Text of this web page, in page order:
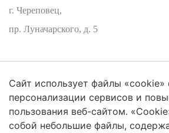
г. Череповец,
пр. Луначарского, д. 5
Защита персональных данных
Сайт использует файлы «cookie»
персонализации сервисов и
пользования веб-сайтом.
собой небольшие файлы,